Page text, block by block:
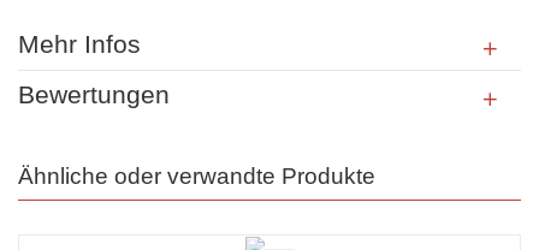
Mehr Infos
Bewertungen
Ähnliche oder verwandte Produkte